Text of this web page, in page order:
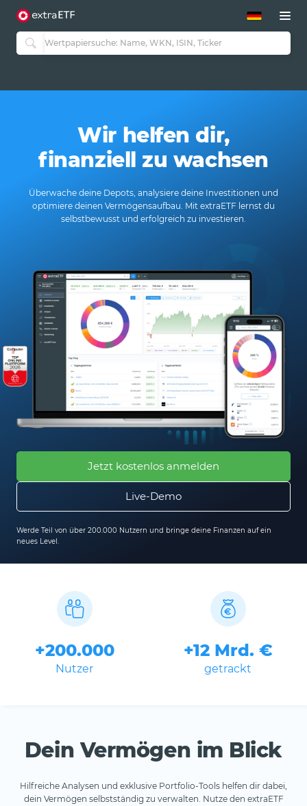
ETF-Guide 2.0
Guide Aktive ETFs
Wir helfen dir,
finanziell zu wachsen
Überwache deine Depots, analysiere deine Investitionen und
optimiere deinen Vermögensaufbau. Mit extraETF lernst du
selbstbewusst und erfolgreich zu investieren.
Jetzt kostenlos anmelden
Live-Demo
Werde Teil von über 200.000 Nutzern und bringe deine Finanzen auf ein
neues Level.
+200.000
Nutzer
+12 Mrd. €
getrackt
Dein Vermögen im Blick
Hilfreiche Analysen und exklusive Portfolio-Tools helfen dir dabei,
dein Vermögen selbstständig zu verwalten. Nutze den extraETF